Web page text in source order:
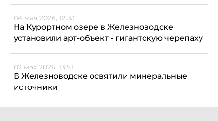
04 мая 2026, 12:33
На Курортном озере в Железноводске
установили арт-объект - гигантскую черепаху
02 мая 2026, 13:51
В Железноводске освятили минеральные
источники